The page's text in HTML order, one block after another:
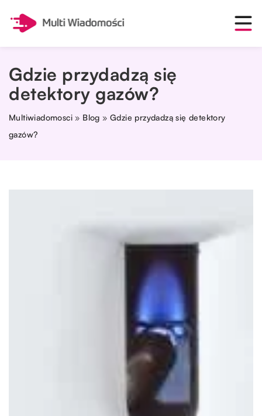
Gdzie przydadzą się
detektory gazów?
Multiwiadomosci » Blog »Gdzie przydadzą się detektory
gazów?